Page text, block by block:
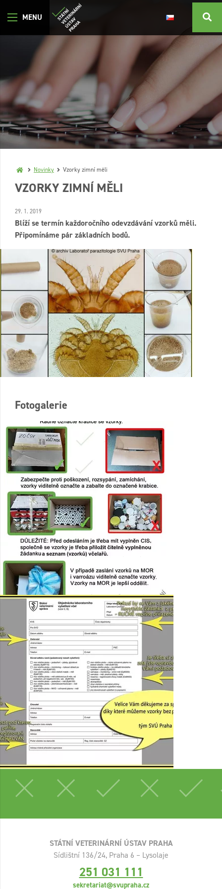
Novinky Vzorky zimní měli
VZORKY ZIMNÍ MĚLI
29. 1. 2019
Blíží se termín každoročního odevzdávání vzorků měli.
Připomínáme pár základních bodů.
Fotogalerie
STÁTNÍ VETERINÁRNÍ ÚSTAV PRAHA
Sídlištní 136/24, Praha 6 – Lysolaje
251 031 111
sekretariat@svupraha.cz